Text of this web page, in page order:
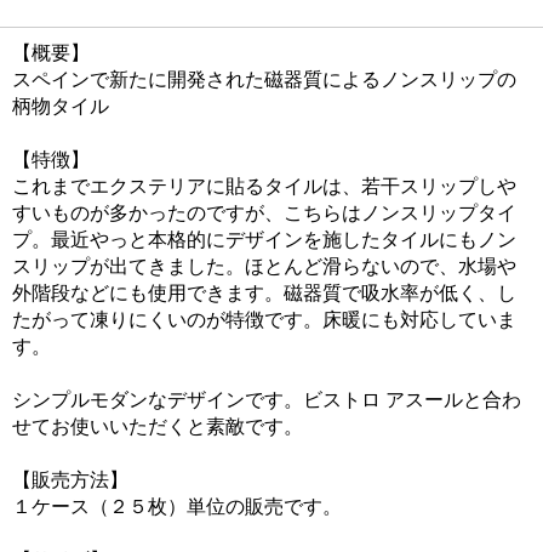
【概要】
スペインで新たに開発された磁器質によるノンスリップの
柄物タイル
【特徴】
これまでエクステリアに貼るタイルは、若干スリップしや
すいものが多かったのですが、こちらはノンスリップタイ
プ。最近やっと本格的にデザインを施したタイルにもノン
スリップが出てきました。ほとんど滑らないので、水場や
外階段などにも使用できます。磁器質で吸水率が低く、し
たがって凍りにくいのが特徴です。床暖にも対応していま
す。
シンプルモダンなデザインです。ビストロ アスールと合わ
せてお使いいただくと素敵です。
【販売方法】
１ケース（２５枚）単位の販売です。